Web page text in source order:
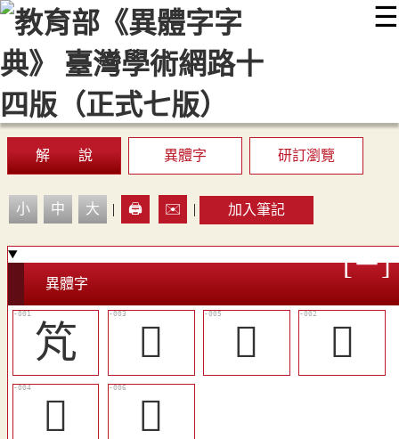
☰
::: 最新消息 常見問題 編輯說明
顯示模式
網站導覽
解 說 異體字 研訂瀏覽
小 中 大 | 🖨️ ✉️ | 加入筆記
異體字
竼 𥭗 󴔠
𥴣
𦪪
𨎳